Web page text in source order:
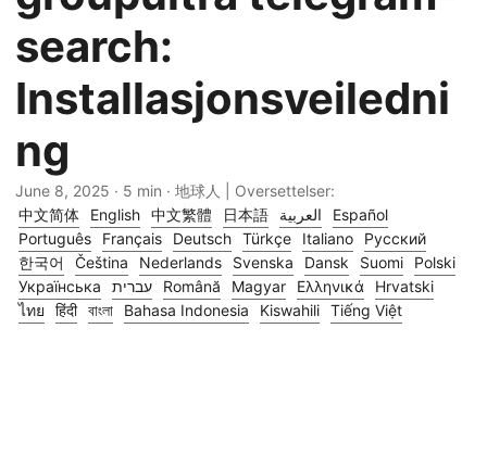
search:
Installasjonsveiledni
ng
June 8, 2025 · 5 min · 地球人 | Oversettelser:
中文简体
English 中文繁體 日本語 العربية
Español
Português
Français Deutsch Türkçe Italiano
Русский
한국어
Čeština Nederlands Svenska Dansk Suomi
Polski
Українська
עברית Română Magyar Ελληνικά
Hrvatski
ไทย
हिंदी বাংলা Bahasa Indonesia Kiswahili Tiếng Việt